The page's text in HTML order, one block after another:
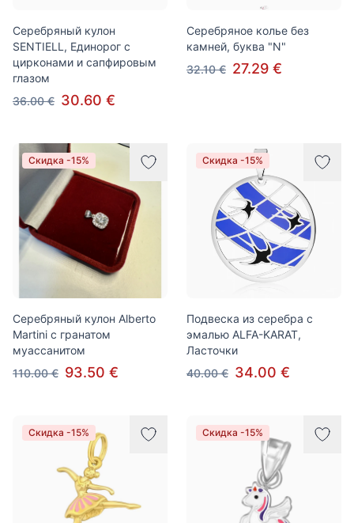
Серебряный кулон
SENTIELL, Единорог с
цирконами и сапфировым
глазом
36.00 € 30.60 €
Серебряное колье без
камней, буква "N"
32.10 € 27.29 €
Скидка -15%
Серебряный кулон Alberto
Martini с гранатом
муассанитом
110.00 € 93.50 €
Скидка -15%
Подвеска из серебра с
эмалью ALFA-KARAT,
Ласточки
40.00 € 34.00 €
Скидка -15% Скидка -15%